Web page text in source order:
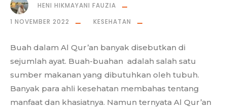
HENI HIKMAYANI FAUZIA
1 NOVEMBER 2022
KESEHATAN
Buah dalam Al Qur’an banyak disebutkan di
sejumlah ayat. Buah-buahan adalah salah satu
sumber makanan yang dibutuhkan oleh tubuh.
Banyak para ahli kesehatan membahas tentang
manfaat dan khasiatnya. Namun ternyata Al Qur’an